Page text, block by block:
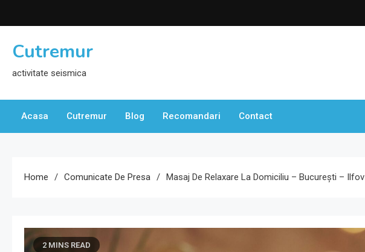
to
Cutremur
activitate seismica
Acasa Cutremur Blog Recomandari Contact
Home Comunicate De Presa Masaj De Relaxare La Domiciliu – București – Ilfov
2 MINS READ